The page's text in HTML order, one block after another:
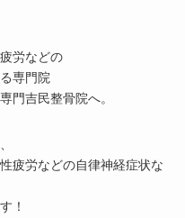
労などの
専門院
門吉民整骨院へ。
疲労などの自律神経症状な
！